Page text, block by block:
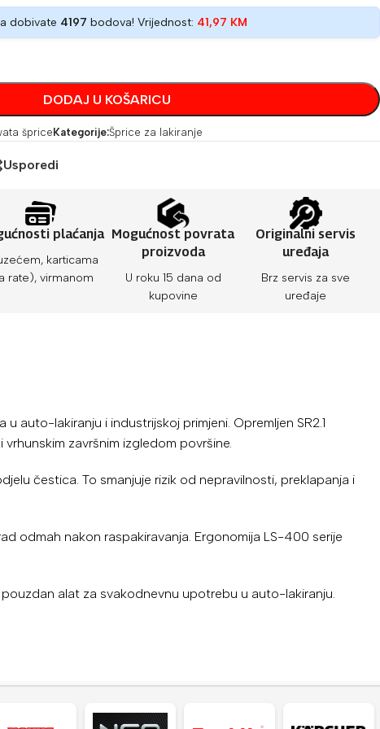
dobivate 4197 bodova! Vrijednost: 41,97 KM
DODAJ U KOŠARICU
šprice Kategorije:Šprice za lakiranje
Usporedi
plaćanja
karticama
rate), virmanom
Mogućnost povrata
proizvoda
U roku 15 dana od
kupovine
Originalni servis
uređaja
Brz servis za sve
uređaje
auto-lakiranju i industrijskoj primjeni. Opremljen SR2.1
završnim izgledom površine.
čestica. To smanjuje rizik od nepravilnosti, preklapanja i
odmah nakon raspakiravanja. Ergonomija LS-400 serije
alat za svakodnevnu upotrebu u auto-lakiranju.